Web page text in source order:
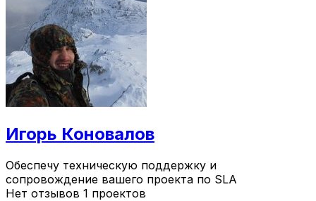
Игорь Коновалов
Обеспечу техническую поддержку и
сопровождение вашего проекта по SLA
Нет отзывов 1 проектов